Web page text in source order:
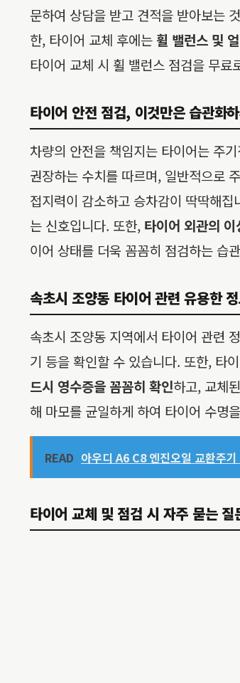
문하여 상담을 받고 견적을 받아보는
한, 타이어 교체 후에는 휠 밸런스 및
타이어 교체 시 휠 밸런스 점검을 무
타이어 안전 점검, 이것만은 습관화
차량의 안전을 책임지는 타이어는 주
권장하는 수치를 따르며, 일반적으로
접지력이 감소하고 승차감이 딱딱해집
는 신호입니다. 또한, 타이어 외관의
이어 상태를 더욱 꼼꼼히 점검하는 습
속초시 조양동 타이어 관련 유용한
속초시 조양동 지역에서 타이어 관련
기 등을 확인할 수 있습니다. 또한, 타
드시 영수증을 꼼꼼히 확인하고, 교체
해 마모를 균일하게 하여 타이어 수명
READ 아우디 A6 C8 엔진오일 교환주
타이어 교체 및 점검 시 자주 묻는 질